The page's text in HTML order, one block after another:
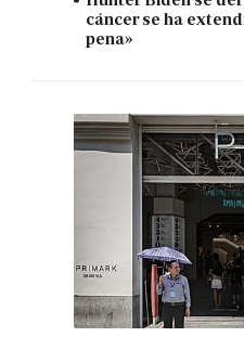
cáncer se ha
pena»